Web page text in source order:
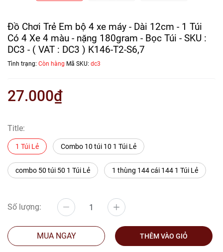
Đồ Chơi Trẻ Em bộ 4 xe máy - Dài 12cm - 1 Túi
Có 4 Xe 4 màu - nặng 180gram - Bọc Túi - SKU :
DC3 - ( VAT : DC3 ) K146-T2-S6,7
Tình trạng: Còn hàng Mã SKU: dc3
27.000₫
Title:
1 Túi Lẻ Combo 10 túi 10 1 Túi Lẻ
combo 50 túi 50 1 Túi Lẻ 1 thùng 144 cái 144 1 Túi Lẻ
Số lượng:
MUA NGAY THÊM VÀO GIỎ